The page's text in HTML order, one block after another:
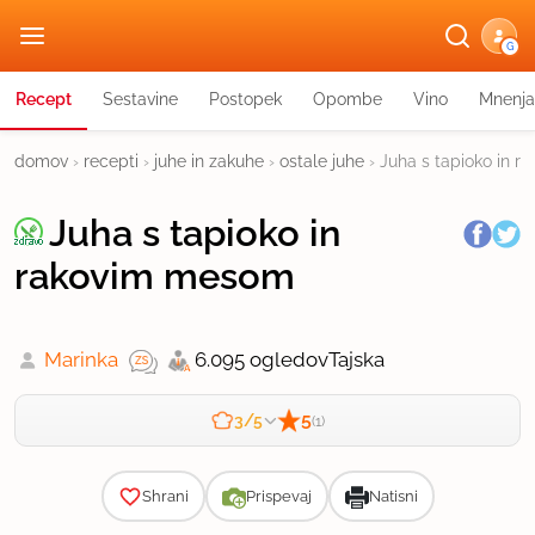
G
Recept Sestavine Postopek Opombe Vino Mnenja
domov › recepti › juhe in zakuhe › ostale juhe › Juha s tapioko in
Juha s tapioko in
rakovim mesom
Marinka 6.095 ogledovTajska
3/5 5(1)
Shrani Prispevaj Natisni